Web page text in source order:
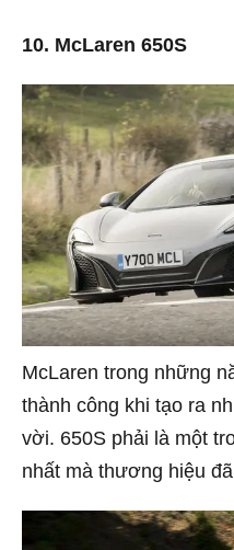
10. McLaren 650S
McLaren trong những
thành công khi tạo ra
vời. 650S phải là một
nhất mà thương hiệu